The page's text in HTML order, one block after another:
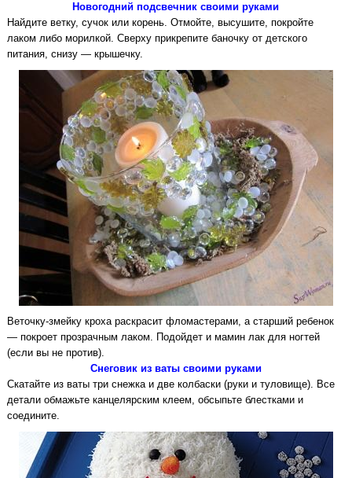
Новогодний подсвечник своими руками
Найдите ветку, сучок или корень. Отмойте, высушите, покройте
лаком либо морилкой. Сверху прикрепите баночку от детского
питания, снизу — крышечку.
Веточку-змейку кроха раскрасит фломастерами, а старший ребенок
— покроет прозрачным лаком. Подойдет и мамин лак для ногтей
(если вы не против).
Снеговик из ваты своими руками
Скатайте из ваты три снежка и две колбаски (руки и туловище). Все
детали обмажьте канцелярским клеем, обсыпьте блестками и
соедините.